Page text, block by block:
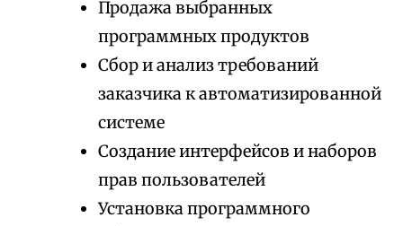
Продажа выбранных
программных продуктов
Сбор и анализ требований
заказчика к автоматизированной
системе
Создание интерфейсов и наборов
прав пользователей
Установка программного